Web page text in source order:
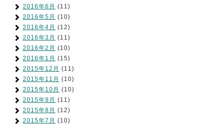
2016年6月 (11)
2016年5月 (10)
2016年4月 (12)
2016年3月 (11)
2016年2月 (10)
2016年1月 (15)
2015年12月 (11)
2015年11月 (10)
2015年10月 (10)
2015年9月 (11)
2015年8月 (12)
2015年7月 (10)